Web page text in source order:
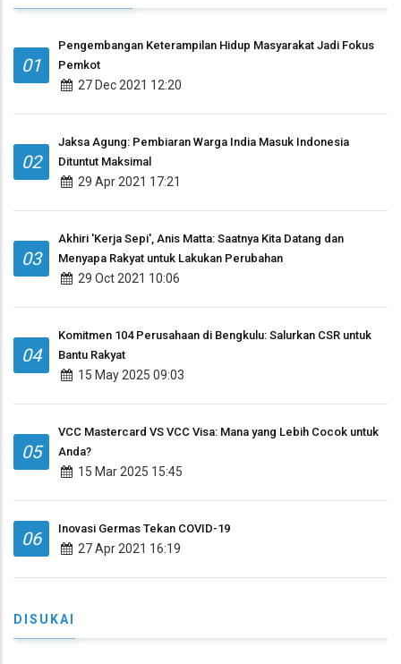
01
Pengembangan Keterampilan Hidup Masyarakat Jadi Fokus
Pemkot
27 Dec 2021 12:20
02
Jaksa Agung: Pembiaran Warga India Masuk Indonesia
Dituntut Maksimal
29 Apr 2021 17:21
03
Akhiri 'Kerja Sepi', Anis Matta: Saatnya Kita Datang dan
Menyapa Rakyat untuk Lakukan Perubahan
29 Oct 2021 10:06
04
Komitmen 104 Perusahaan di Bengkulu: Salurkan CSR untuk
Bantu Rakyat
15 May 2025 09:03
05
VCC Mastercard VS VCC Visa: Mana yang Lebih Cocok untuk
Anda?
15 Mar 2025 15:45
06 Inovasi Germas Tekan COVID-19
27 Apr 2021 16:19
DISUKAI